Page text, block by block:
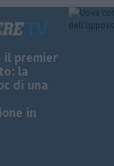
il premier
la
di una
in